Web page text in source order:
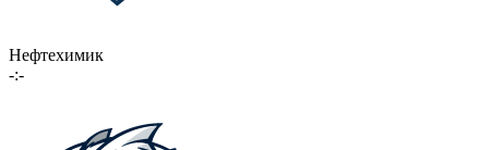
Нефтехимик
-:-